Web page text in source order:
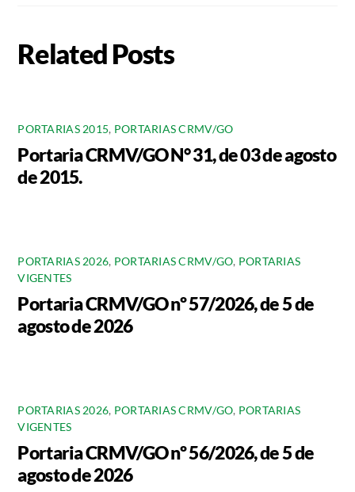
Related Posts
PORTARIAS 2015, PORTARIAS CRMV/GO
Portaria CRMV/GO N° 31, de 03 de agosto
de 2015.
PORTARIAS 2026, PORTARIAS CRMV/GO, PORTARIAS
VIGENTES
Portaria CRMV/GO nº 57/2026, de 5 de
agosto de 2026
PORTARIAS 2026, PORTARIAS CRMV/GO, PORTARIAS
VIGENTES
Portaria CRMV/GO nº 56/2026, de 5 de
agosto de 2026